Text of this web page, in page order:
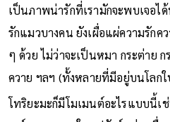
เป็นภาพน่ารักที่เรามักจะพบเจอ
รักแมวบางคน ยังเผื่อแผ่ความรักค
ๆ ด้วย ไม่ว่าจะเป็นหมา กระต่าย ก
ควาย ฯลฯ (ทั้งหลายที่มีอยู่บนโลก
โทริยะมะก็มีโมเมนต์อะไรแบบนี้เ